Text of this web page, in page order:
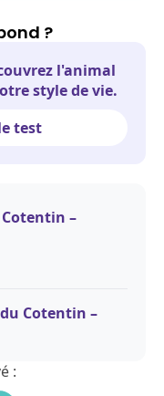
?
l'animal
style de vie.
test
Cotentin –
Cotentin –
: